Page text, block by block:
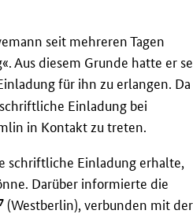
seit mehreren Tagen
Aus diesem Grunde hatte er
für ihn zu erlangen. Da
Einladung bei
in Kontakt zu treten.
schriftliche Einladung erhalte,
Darüber informierte die
(Westberlin), verbunden mit der